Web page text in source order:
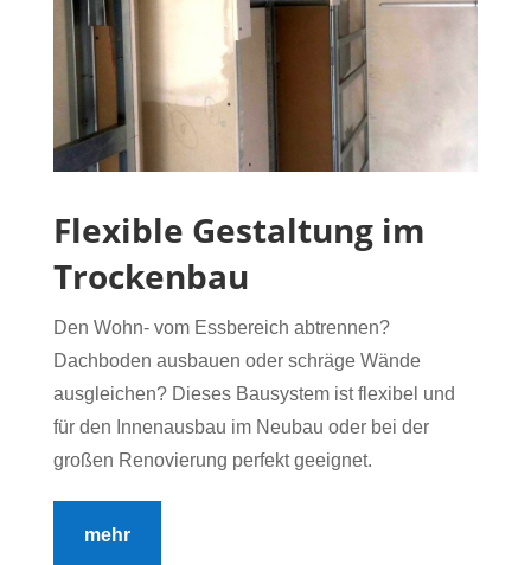
Flexible Gestaltung im
Trockenbau
Den Wohn- vom Essbereich abtrennen?
Dachboden ausbauen oder schräge Wände
ausgleichen? Dieses Bausystem ist flexibel und
für den Innenausbau im Neubau oder bei der
großen Renovierung perfekt geeignet.
mehr